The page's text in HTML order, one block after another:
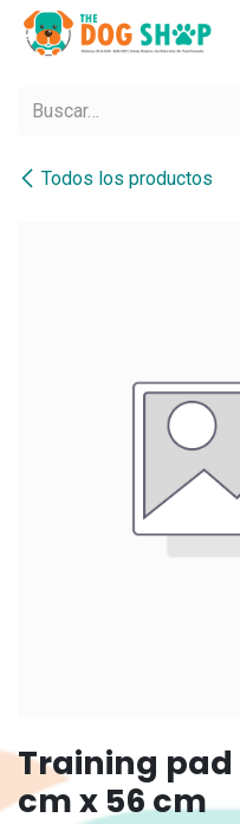
Ir al contenido
Todos los productos
Training pad
cm x 56 cm